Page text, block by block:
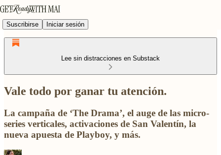
Suscribirse Iniciar sesión
Lee sin distracciones en Substack
Vale todo por ganar tu atención.
La campaña de ‘The Drama’, el auge de las micro-
series verticales, activaciones de San Valentín, la
nueva apuesta de Playboy, y más.